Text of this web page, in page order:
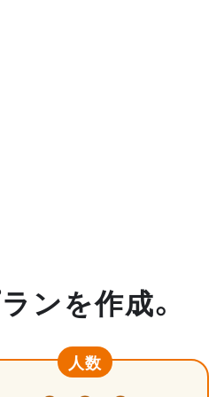
ンを作成。
人数